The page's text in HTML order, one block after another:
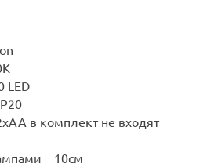
LED
в комплект не входят
10см